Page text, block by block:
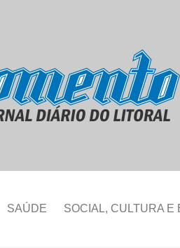
SAÚDE SOCIAL, CULTURA E